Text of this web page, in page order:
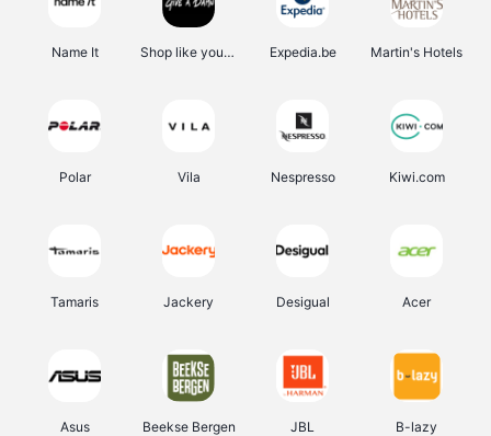
Name It Shop like you Give A Damn Expedia.be Martin's Hotels
Polar Vila Nespresso Kiwi.com
Tamaris Jackery Desigual Acer
Asus Beekse Bergen JBL B-lazy